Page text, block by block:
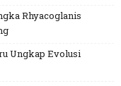
Rhyacoglanis
Ungkap Evolusi